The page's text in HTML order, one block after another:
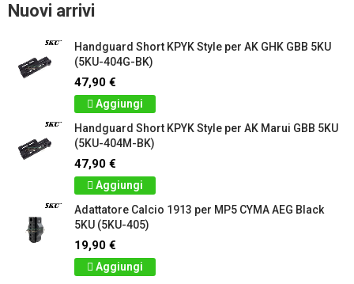
Nuovi arrivi
Handguard Short KPYK Style per AK GHK GBB 5KU
(5KU-404G-BK)
47,90 €
Aggiungi
Handguard Short KPYK Style per AK Marui GBB 5KU
(5KU-404M-BK)
47,90 €
Aggiungi
Adattatore Calcio 1913 per MP5 CYMA AEG Black
5KU (5KU-405)
19,90 €
Aggiungi